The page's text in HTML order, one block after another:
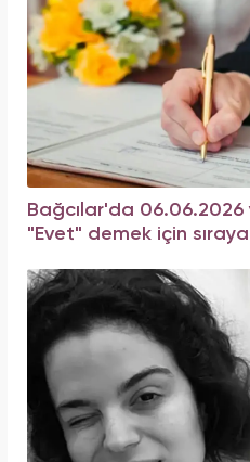
Bağcılar'da
"Evet" demek için